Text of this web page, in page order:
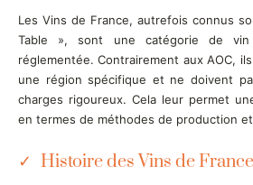
Les Vins de France, autrefois connus
Table », sont une catégorie de
réglementée. Contrairement aux AOC,
une région spécifique et ne doivent
charges rigoureux. Cela leur permet
en termes de méthodes de production
Histoire des Vins de France